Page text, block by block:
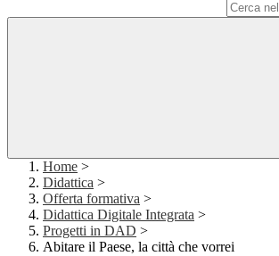
Home >
Didattica >
Offerta formativa >
Didattica Digitale Integrata >
Progetti in DAD >
Abitare il Paese, la città che vorrei